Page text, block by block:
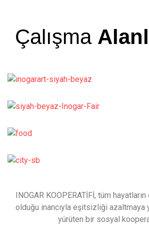
Çalışma
INOGAR KOOPERATİFİ, tüm
olduğu inancıyla eşitsizliği azaltmaya
yürüten bir sosyal